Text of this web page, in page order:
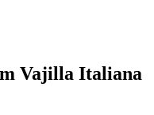
Vajilla Italiana